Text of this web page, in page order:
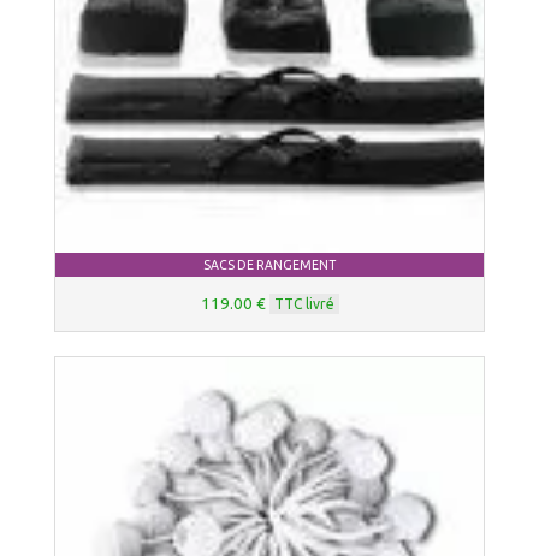
SACS DE RANGEMENT
119.00 € TTC livré